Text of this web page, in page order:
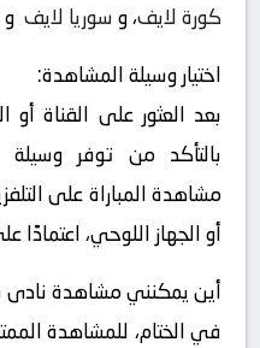
كورة لايف، وسوريا لايف و
اختيار وسيلة المشاهدة:
بعد العثور على القناة أو
بالتأكد من توفر وسيلة
مشاهدة المباراة على
أو الجهاز اللوحي، اعتمادًا
أين يمكنني مشاهدة ‎نادى سويسرا – نادى ألمانيا ؟
في الختام، للمشاهدة